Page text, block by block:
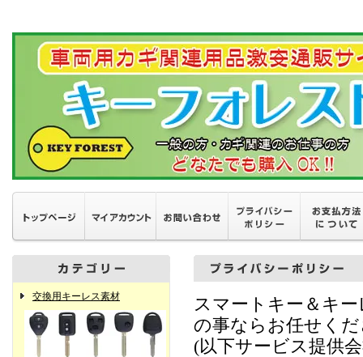
交換用キーレス素材
スマートキー＆キ
の事ならお任せく
(以下サービス提供